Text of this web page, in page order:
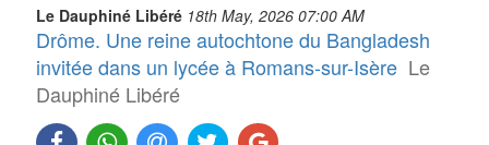
Le Dauphiné Libéré 18th May, 2026 07:00 AM
Drôme. Une reine autochtone du Bangladesh
invitée dans un lycée à Romans-sur-Isère Le
Dauphiné Libéré